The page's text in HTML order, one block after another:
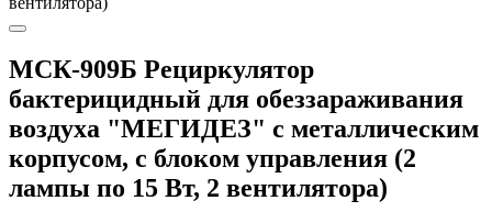
МСК-909Б Рециркулятор
бактерицидный для обеззараживания
воздуха "МЕГИДЕЗ" с металлическим
корпусом, с блоком управления (2
лампы по 15 Вт, 2 вентилятора)